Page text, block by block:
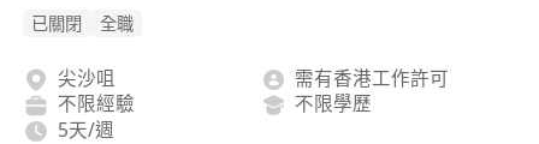
已關閉 全職
尖沙咀
需有香港工作許可
不限經驗
不限學歷
5天/週